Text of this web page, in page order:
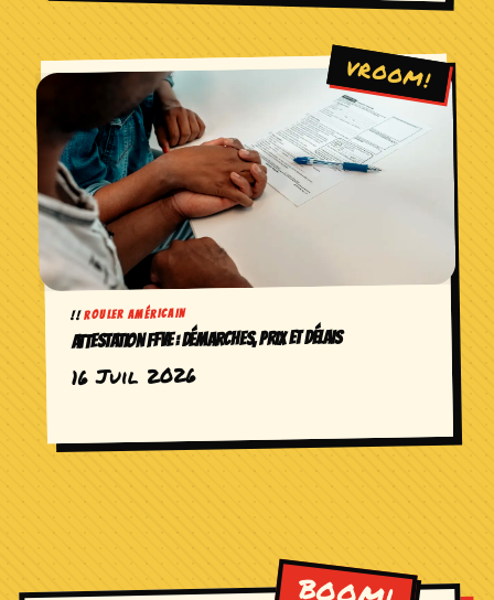
ROULER AMÉRICAIN
ATTESTATION FFVE : DÉMARCHES, PRIX ET DÉLAIS
16 Juil 2026